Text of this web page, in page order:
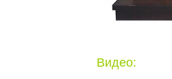
Видео: